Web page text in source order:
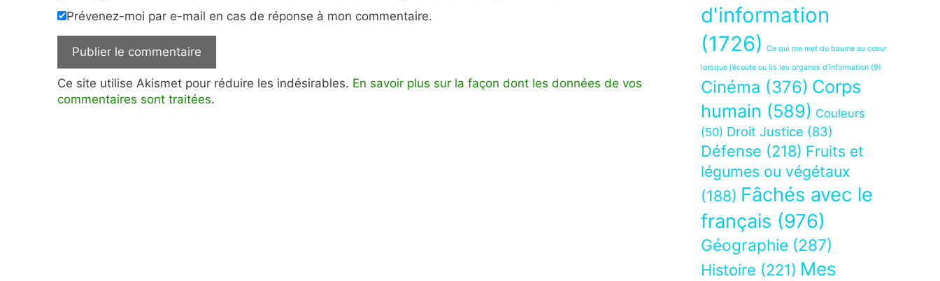
Prévenez-moi par e-mail en cas de réponse à mon commentaire.
Ce site utilise Akismet pour réduire les indésirables. En savoir plus sur la façon dont les données de vos
commentaires sont traitées.
d'information
(1726)
Ce qui me met du baume au coeur
lorsque j’écoute ou lis les organes d’information (9)
Cinéma (376) Corps
humain (589) Couleurs
(50) Droit Justice (83)
Défense (218) Fruits et
légumes ou végétaux
(188) Fâchés avec le
français (976)
Géographie (287)
Histoire (221) Mes